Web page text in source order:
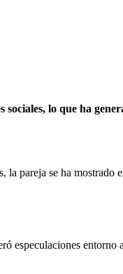
lo que ha
pareja se ha mostrado
especulaciones